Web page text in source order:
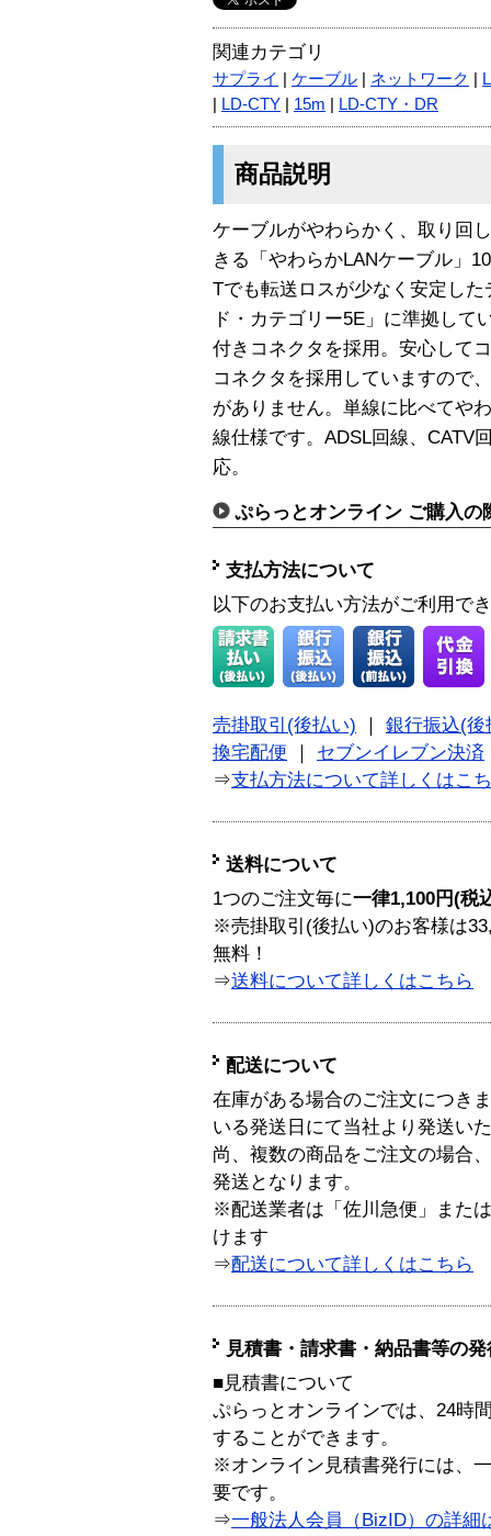
関連カテゴリ
サプライ ケーブル ネットワーク
LD-CTY 15m LD-CTY・DR
商品説明
ケーブルがやわらかく、取り回
きる「やわらかLANケーブル」
Tでも転送ロスが少なく安定し
ド・カテゴリー5E」に準拠して
付きコネクタを採用。安心して
コネクタを採用していますので
がありません。単線に比べてや
線仕様です。ADSL回線、CATV
応。
ぷらっとオンライン ご購入の
支払方法について
以下のお支払い方法がご利用で
売掛取引(後払い)
銀行振込(後
換宅配便
セブンイレブン決済
⇒支払方法について詳しくはこ
送料について
1つのご注文毎に一律1,100円(税
※売掛取引(後払い)のお客様は
無料！
⇒送料について詳しくはこちら
配送について
在庫がある場合のご注文につき
いる発送日にて当社より発送い
尚、複数の商品をご注文の場合
発送となります。
※配送業者は「佐川急便」また
けます
⇒配送について詳しくはこちら
見積書・請求書・納品書等の
■見積書について
ぷらっとオンラインでは、24時
することができます。
※オンライン見積書発行には、
要です。
⇒一般法人会員（BizID）の詳細